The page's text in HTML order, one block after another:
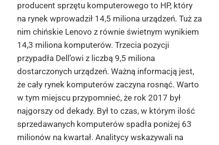
producent sprzętu komputerowego to HP, który
na rynek wprowadził 14,5 miliona urządzeń. Tuż za
nim chińskie Lenovo z równie świetnym wynikiem
14,3 miliona komputerów. Trzecia pozycji
przypadła Dell’owi z liczbą 9,5 miliona
dostarczonych urządzeń. Ważną informacją jest,
że cały rynek komputerów zaczyna rosnąć. Warto
w tym miejscu przypomnieć, że rok 2017 był
najgorszy od dekady. Był to czas, w którym ilość
sprzedawanych komputerów spadła poniżej 63
milionów na kwartał. Analitycy wskazywali na